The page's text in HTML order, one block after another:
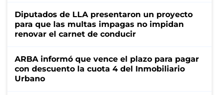
Diputados de LLA presentaron un proyecto
para que las multas impagas no impidan
renovar el carnet de conducir
ARBA informó que vence el plazo para pagar
con descuento la cuota 4 del Inmobiliario
Urbano